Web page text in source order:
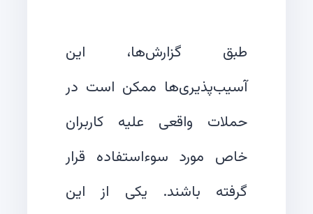
طبق گزارش‌ها، این
آسیب‌پذیری‌ها ممکن است در
حملات واقعی علیه کاربران
خاص مورد سوءاستفاده قرار
گرفته باشند. یکی از این